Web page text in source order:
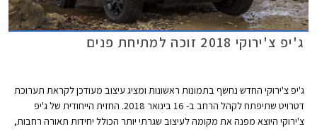
ג'יפ צ'ירוקי 2018 זוכה למתיחת פנים
ג'יפ צ'ירוקי החדש נחשף בתמונות ראשונות ומציג עיצוב מעודכן לקראת תערוכת
דטרויט שתיפתח לקהל הרחב ב- 16 בינואר 2018. החזית הייחודית של ג'יפ
צ'ירוקי היוצא מפנה את מקומה לעיצוב שגרתי יותר הכולל יחידות תאורה רחבות,